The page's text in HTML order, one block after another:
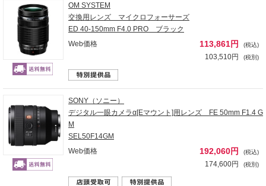
OM SYSTEM
交換用レンズ マイクロフォーサーズ
ED 40-150mm F4.0 PRO ブラック
Web価格
113,861円 (税込)
103,510円 (税別)
SONY（ソニー）
デジタル一眼カメラα[Eマウント]用レンズ FE 50mm F1.4 G
M
SEL50F14GM
Web価格
192,060円 (税込)
174,600円 (税別)